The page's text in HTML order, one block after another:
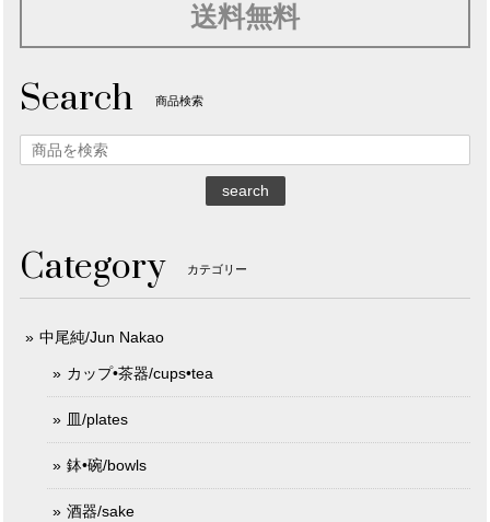
送料無料
Search 商品検索
search
Category カテゴリー
中尾純/Jun Nakao
カップ•茶器/cups•tea
皿/plates
鉢•碗/bowls
酒器/sake